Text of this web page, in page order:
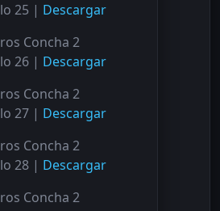
25 | Descargar
Concha 2
26 | Descargar
Concha 2
27 | Descargar
Concha 2
28 | Descargar
Concha 2